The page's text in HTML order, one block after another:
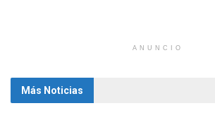
ANUNCIO
Más Noticias